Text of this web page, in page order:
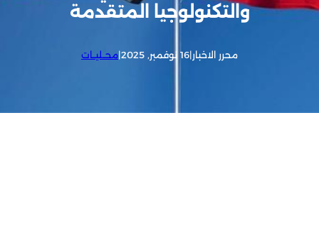
والتكنولوجيا المتقدمة
محرر الاخبار|16 نوفمبر, 2025 |محــليــات